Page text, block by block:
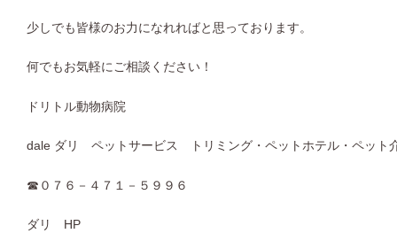
少しでも皆様のお力になれればと思っております。
何でもお気軽にご相談ください！
ドリトル動物病院
dale ダリ ペットサービス トリミング・ペットホテル・ペット
☎ ０７６－４７１－５９９６
ダリ HP